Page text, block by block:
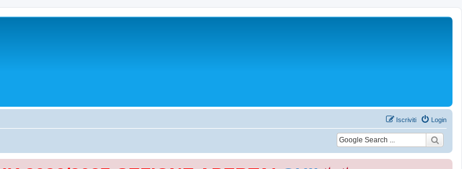
Login
Iscriviti